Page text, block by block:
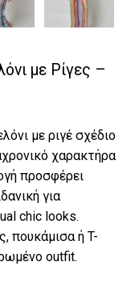
με Ρίγες –
με ριγέ σχέδιο
χαρακτήρα
προσφέρει
για
chic looks.
πουκάμισα ή T-
outfit.